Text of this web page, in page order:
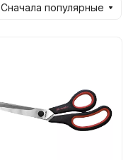
Сначала популярные